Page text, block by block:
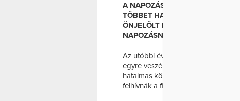
A NAPOZÁS ÉS AZ ERŐS UV-
TÖBBET HALLANI, MINDENNEK
ÖNJELÖLT BŐRGYÓGYÁSZ
NAPOZÁSNAK CSAKIS
Az utóbbi években egyre több a
egyre veszélyesebb. A tények
hatalmas követőtáboruknak a
felhívnák a figyelmet a veszélyekre.